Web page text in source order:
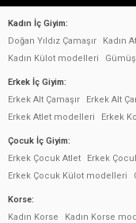
Kadın İç Giyim:
Doğan Yıldız Çamaşır
Kadın
Kadın Külot modelleri
Erkek İç Giyim:
Erkek Alt Çamaşır
Erkek Alt
Erkek Atlet modelleri
Erkek
Çocuk İç Giyim:
Erkek Çocuk Atlet
Erkek
Erkek Çocuk Külot modelleri
Korse:
Kadın Korse
Kadın Korse